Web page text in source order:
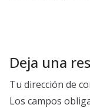
Deja una
Tu dirección de
Los campos